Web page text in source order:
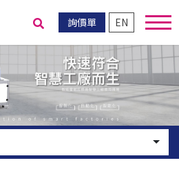
詢價單 EN
送出搜尋